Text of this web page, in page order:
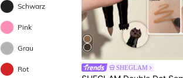
Schwarz
Pink
Grau
Rot SHEGLAM
#1 Bestseller in Augen
(1000+)